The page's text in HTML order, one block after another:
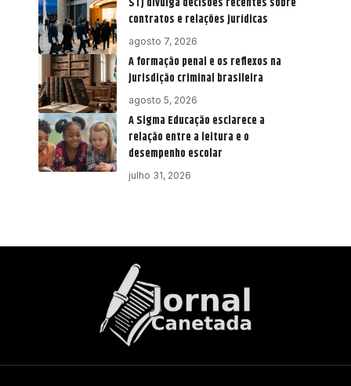
contratos e relações jurídicas
agosto 7, 2026
A formação penal e os reflexos na
jurisdição criminal brasileira
agosto 5, 2026
A Sigma Educação esclarece a
relação entre a leitura e o
desempenho escolar
julho 31, 2026